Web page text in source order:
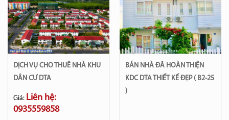
DỊCH VỤ CHO THUÊ NHÀ KHU
DÂN CƯ DTA
Giá: Liên hệ:
0935559858
BÁN NHÀ ĐÃ HOÀN THIỆN
KDC DTA THIẾT KẾ ĐẸP ( B2-25
)